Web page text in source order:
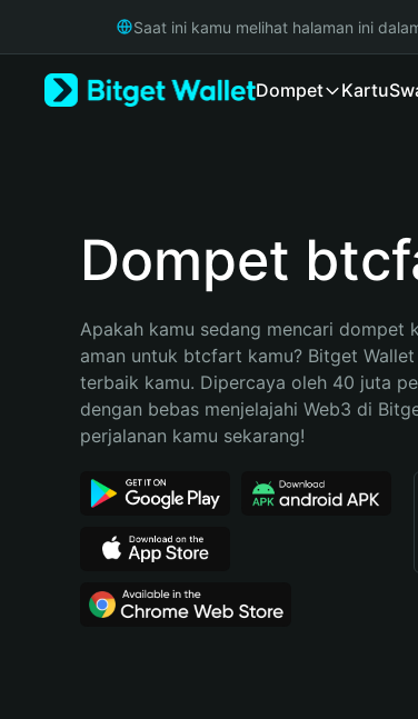
Русский
Bahasa Indonesia
Español (Argentina)
Saat ini kamu melihat halaman ini
Dompet Kartu
Dompet
Apakah kamu sedang mencari dompet
aman untuk btcfart kamu? Bitget
terbaik kamu. Dipercaya oleh 40 juta
dengan bebas menjelajahi Web3 di
perjalanan kamu sekarang!